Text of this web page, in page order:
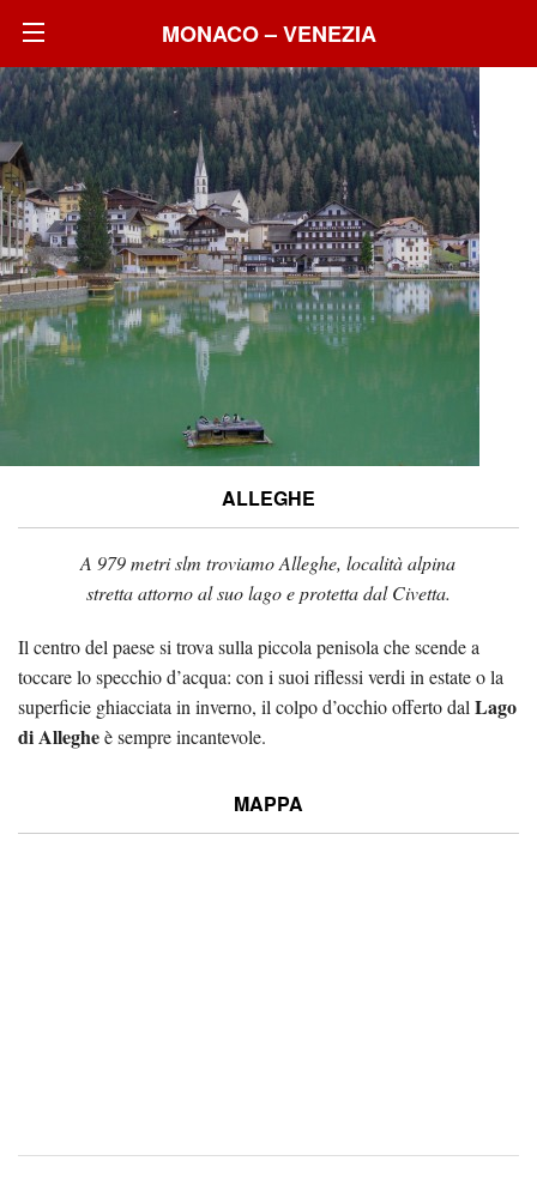
MONACO – VENEZIA
ALLEGHE
A 979 metri slm troviamo Alleghe, località alpina
stretta attorno al suo lago e protetta dal Civetta.
Il centro del paese si trova sulla piccola penisola che scende a
toccare lo specchio d’acqua: con i suoi riflessi verdi in estate o la
superficie ghiacciata in inverno, il colpo d’occhio offerto dal Lago
di Allegheè sempre incantevole.
MAPPA